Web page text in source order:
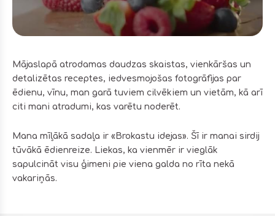
Mājaslapā atrodamas daudzas skaistas, vienkāršas un
detalizētas receptes, iedvesmojošas fotogrāfijas par
ēdienu, vīnu, man garā tuviem cilvēkiem un vietām, kā arī
citi mani atradumi, kas varētu noderēt.
Mana mīļākā sadaļa ir «Brokastu idejas». Šī ir manai sirdij
tūvākā ēdienreize. Liekas, ka vienmēr ir vieglāk
sapulcināt visu ģimeni pie viena galda no rīta nekā
vakariņās.